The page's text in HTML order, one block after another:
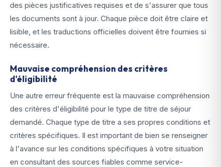
des pièces justificatives requises et de s'assurer que tous
les documents sont à jour. Chaque pièce doit être claire et
lisible, et les traductions officielles doivent être fournies si
nécessaire.
Mauvaise compréhension des critères
d'éligibilité
Une autre erreur fréquente est la mauvaise compréhension
des critères d'éligibilité pour le type de titre de séjour
demandé. Chaque type de titre a ses propres conditions et
critères spécifiques. Il est important de bien se renseigner
à l'avance sur les conditions spécifiques à votre situation
en consultant des sources fiables comme service-